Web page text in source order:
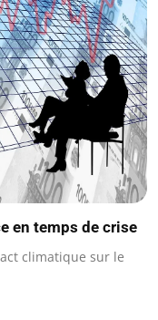
en temps de crise
climatique sur le